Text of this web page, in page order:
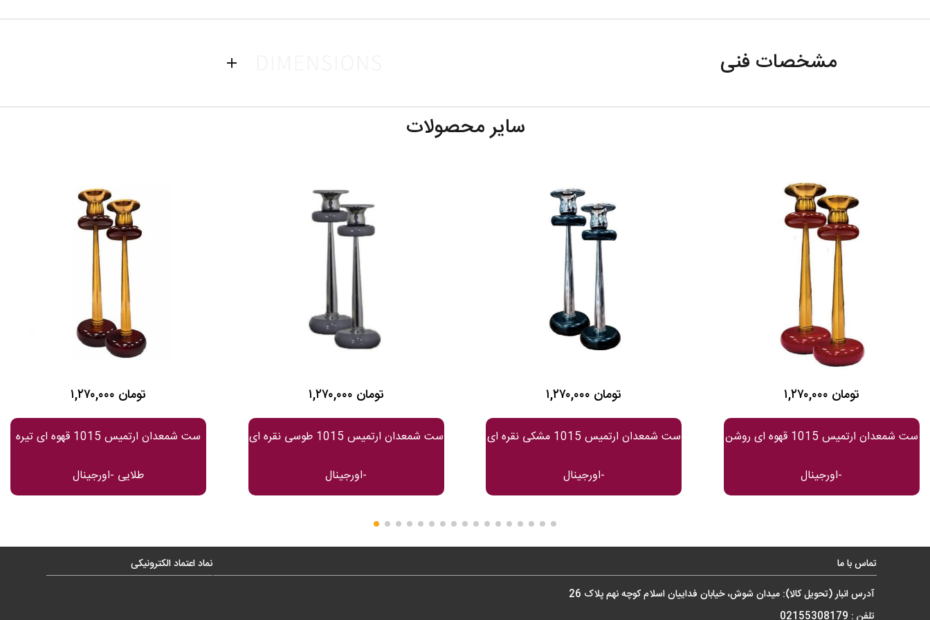
ساعت زیباتر جلوه نماید. عقربه های این ساعت فلزی است و فریم آن به راحتی قابل ست شدن با دکوراسیون منزل می باشد. ساعت دیواری مدل دیاکو به راحتی با یک میخ بر روی دیوار نصب می
مشخصات فنی
صفحه
58
جنس
قاب
چوبی
نحوه
نمایش
نمایش
زمان
تکنولوژی
ساخت
الکترونیکی (کوارتز)
تعداد
سایر محصولات
۱,۲۷۰,۰۰۰ تومان
ست شمعدان ارتمیس 1015 قهوه ای تیره
طلایی -اورجینال
۱,۲۷۰,۰۰۰ تومان
ست شمعدان ارتمیس 1015 طوسی نقره ای
-اورجینال
۱,۲۷۰,۰۰۰ تومان
ست شمعدان ارتمیس 1015 مشکی نقره ای
-اورجینال
۱,۲۷۰,۰۰۰ تومان
ست شمعدان ارتمیس 1015 قهوه ای روشن
-اورجینال
تماس با ما
آدرس انبار (تحویل کالا): میدان شوش، خیابان فداییان اسلام کوچه نهم پلاک 26
تلفن : 02155308179
نماد اعتماد الکترونیکی